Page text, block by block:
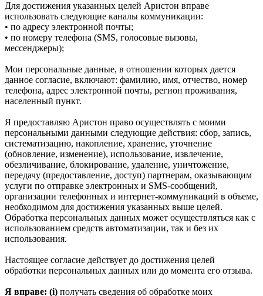
Для достижения указанных целей Аристон вправе
использовать следующие каналы коммуникации:
• по адресу электронной почты;
• по номеру телефона (SMS, голосовые вызовы,
мессенджеры);
Мои персональные данные, в отношении которых дается
данное согласие, включают: фамилию, имя, отчество, номер
телефона, адрес электронной почты, регион проживания,
населенный пункт.
Я предоставляю Аристон право осуществлять с моими
персональными данными следующие действия: сбор, запись,
систематизацию, накопление, хранение, уточнение
(обновление, изменение), использование, извлечение,
обезличивание, блокирование, удаление, уничтожение,
передачу (предоставление, доступ) партнерам, оказывающим
услуги по отправке электронных и SMS‑сообщений,
организации телефонных и интернет‑коммуникаций в объеме,
необходимом для достижения указанных выше целей.
Обработка персональных данных может осуществляться как с
использованием средств автоматизации, так и без их
использования.
Настоящее согласие действует до достижения целей
обработки персональных данных или до момента его отзыва.
Я вправе: (i) получать сведения об обработке моих